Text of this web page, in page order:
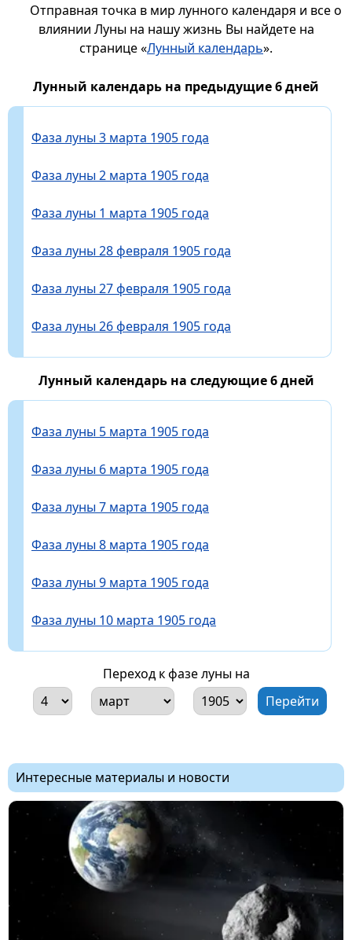
Отправная точка в мир лунного календаря и все о
влиянии Луны на нашу жизнь Вы найдете на
странице «Лунный календарь».
Лунный календарь на предыдущие 6 дней
Фаза луны 3 марта 1905 года
Фаза луны 2 марта 1905 года
Фаза луны 1 марта 1905 года
Фаза луны 28 февраля 1905 года
Фаза луны 27 февраля 1905 года
Фаза луны 26 февраля 1905 года
Лунный календарь на следующие 6 дней
Фаза луны 5 марта 1905 года
Фаза луны 6 марта 1905 года
Фаза луны 7 марта 1905 года
Фаза луны 8 марта 1905 года
Фаза луны 9 марта 1905 года
Фаза луны 10 марта 1905 года
Переход к фазе луны на
Интересные материалы и новости